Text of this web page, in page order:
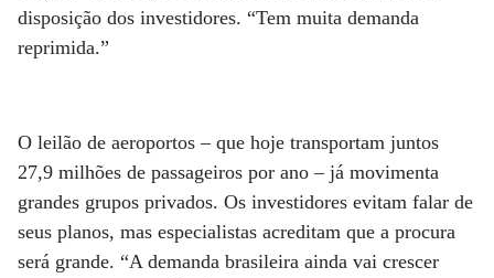
disposição dos investidores. “Tem muita demanda
reprimida.”
O leilão de aeroportos – que hoje transportam juntos
27,9 milhões de passageiros por ano – já movimenta
grandes grupos privados. Os investidores evitam falar de
seus planos, mas especialistas acreditam que a procura
será grande. “A demanda brasileira ainda vai crescer